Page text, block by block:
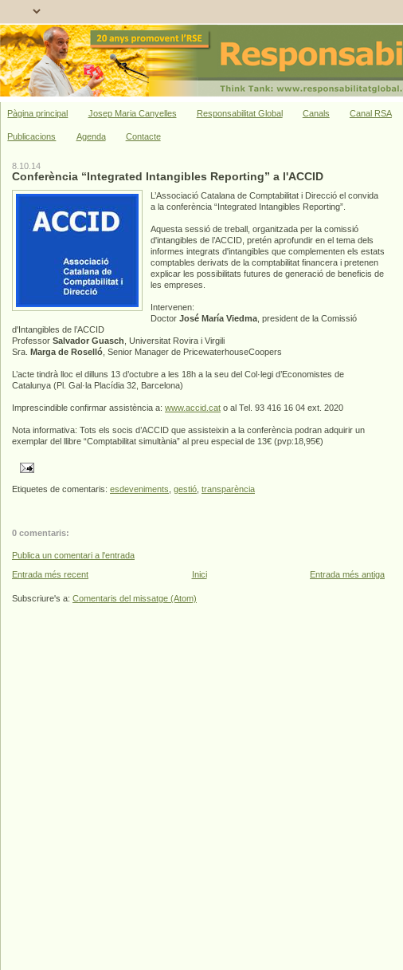
Pàgina principal Josep Maria Canyelles Responsabilitat Global Canals Canal RSA
Publicacions Agenda Contacte
8.10.14
Conferència “Integrated Intangibles Reporting” a l'ACCID
L’Associació Catalana de Comptabilitat i Direcció el convida
a la conferència “Integrated Intangibles Reporting”.
Aquesta sessió de treball, organitzada per la comissió
d'intangibles de l’ACCID, pretén aprofundir en el tema dels
informes integrats d'intangibles que complementen els estats
comptables derivats de la comptabilitat financera i pretenen
explicar les possibilitats futures de generació de beneficis de
les empreses.
Intervenen:
Doctor José María Viedma , president de la Comissió
d'Intangibles de l’ACCID
Professor Salvador Guasch , Universitat Rovira i Virgili
Sra. Marga de Roselló , Senior Manager de PricewaterhouseCoopers
L’acte tindrà lloc el dilluns 13 d’octubre a les 18h a la seu del Col·legi d’Economistes de
Catalunya (Pl. Gal·la Placídia 32, Barcelona)
Imprescindible confirmar assistència a: www.accid.cat o al Tel. 93 416 16 04 ext. 2020
Nota informativa: Tots els socis d’ACCID que assisteixin a la conferència podran adquirir un
exemplar del llibre “Comptabilitat simultània” al preu especial de 13€ (pvp:18,95€)
Etiquetes de comentaris: esdeveniments gestió transparència
0 comentaris:
Publica un comentari a l'entrada
Entrada més recent
Entrada més antiga
Inici
Subscriure's a: Comentaris del missatge (Atom)